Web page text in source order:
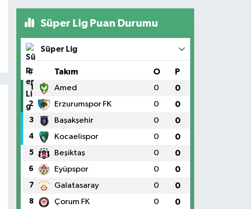
Süper Lig Puan Durumu
Süper Lig
# Takım O P
1 Amed 0 0
2 Erzurumspor FK 0 0
3 Başakşehir 0 0
4 Kocaelispor 0 0
5 Beşiktaş 0 0
6 Eyüpspor 0 0
7 Galatasaray 0 0
8 Çorum FK 0 0